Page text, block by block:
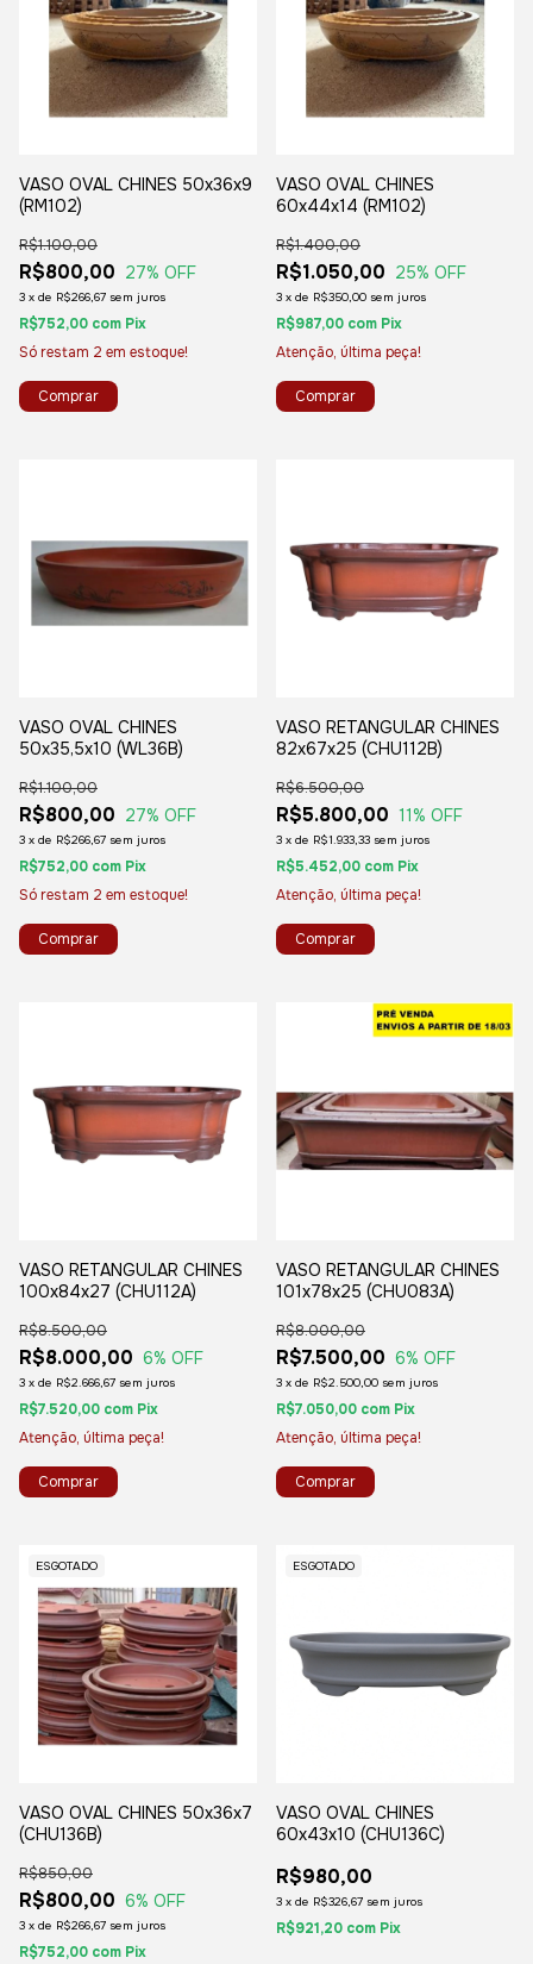
VASO OVAL CHINES 50x36x9
(RM102)
R$800,00
R$1.100,00
27% OFF
3 x de R$266,67 sem juros
R$752,00 com Pix
Só restam 2 em estoque!
VASO OVAL CHINES
60x44x14 (RM102)
R$1.050,00
R$1.400,00
25% OFF
3 x de R$350,00 sem juros
R$987,00 com Pix
Atenção, última peça!
VASO OVAL CHINES
50x35,5x10 (WL36B)
R$800,00
R$1.100,00
27% OFF
3 x de R$266,67 sem juros
R$752,00 com Pix
Só restam 2 em estoque!
VASO RETANGULAR CHINES
82x67x25 (CHU112B)
R$5.800,00
R$6.500,00
11% OFF
3 x de R$1.933,33 sem juros
R$5.452,00 com Pix
Atenção, última peça!
VASO RETANGULAR CHINES
100x84x27 (CHU112A)
R$8.000,00
R$8.500,00
6% OFF
3 x de R$2.666,67 sem juros
R$7.520,00 com Pix
Atenção, última peça!
VASO RETANGULAR CHINES
101x78x25 (CHU083A)
R$7.500,00
R$8.000,00
6% OFF
3 x de R$2.500,00 sem juros
R$7.050,00 com Pix
Atenção, última peça!
ESGOTADO
VASO OVAL CHINES 50x36x7
(CHU136B)
R$800,00
R$850,00
6% OFF
3 x de R$266,67 sem juros
R$752,00 com Pix
ESGOTADO
VASO OVAL CHINES
60x43x10 (CHU136C)
R$980,00
3 x de R$326,67 sem juros
R$921,20 com Pix